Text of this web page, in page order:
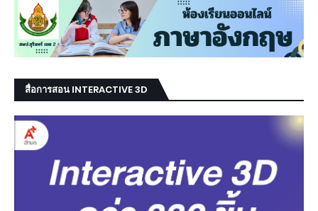
สื่อการสอน INTERACTIVE 3D